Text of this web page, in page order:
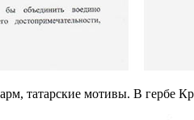
татарские мотивы. В гербе